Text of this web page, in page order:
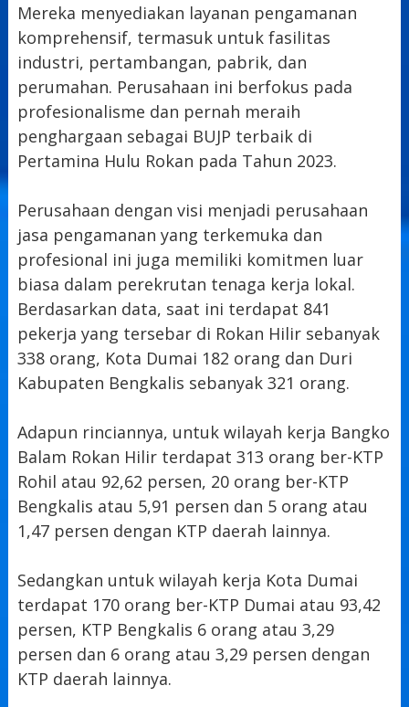
Mereka menyediakan layanan pengamanan
komprehensif, termasuk untuk fasilitas
industri, pertambangan, pabrik, dan
perumahan. Perusahaan ini berfokus pada
profesionalisme dan pernah meraih
penghargaan sebagai BUJP terbaik di
Pertamina Hulu Rokan pada Tahun 2023.
Perusahaan dengan visi menjadi perusahaan
jasa pengamanan yang terkemuka dan
profesional ini juga memiliki komitmen luar
biasa dalam perekrutan tenaga kerja lokal.
Berdasarkan data, saat ini terdapat 841
pekerja yang tersebar di Rokan Hilir sebanyak
338 orang, Kota Dumai 182 orang dan Duri
Kabupaten Bengkalis sebanyak 321 orang.
Adapun rinciannya, untuk wilayah kerja Bangko
Balam Rokan Hilir terdapat 313 orang ber-KTP
Rohil atau 92,62 persen, 20 orang ber-KTP
Bengkalis atau 5,91 persen dan 5 orang atau
1,47 persen dengan KTP daerah lainnya.
Sedangkan untuk wilayah kerja Kota Dumai
terdapat 170 orang ber-KTP Dumai atau 93,42
persen, KTP Bengkalis 6 orang atau 3,29
persen dan 6 orang atau 3,29 persen dengan
KTP daerah lainnya.